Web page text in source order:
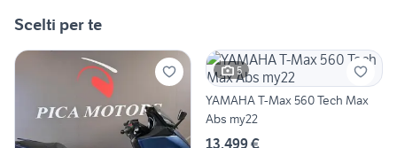
Scelti per te
5
YAMAHA T-Max 560 Tech Max
Abs my22
13.499 €